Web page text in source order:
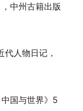
中州古籍出版
人物日记，
国与世界》5